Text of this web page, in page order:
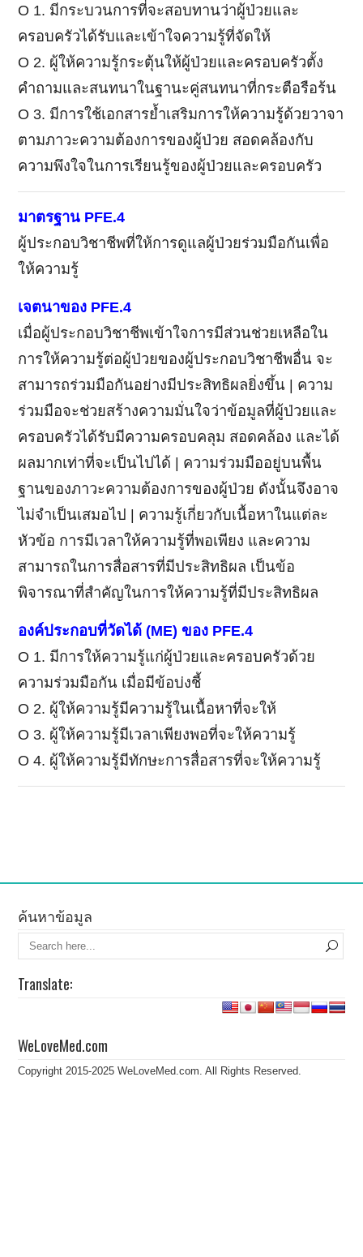
Ο 1. มีกระบวนการที่จะสอบทานว่าผู้ป่วยและ
ครอบครัวได้รับและเข้าใจความรู้ที่จัดให้
Ο 2. ผู้ให้ความรู้กระตุ้นให้ผู้ป่วยและครอบครัวตั้ง
คำถามและสนทนาในฐานะคู่สนทนาที่กระตือรือร้น
Ο 3. มีการใช้เอกสารยํ้าเสริมการให้ความรู้ด้วยวาจา
ตามภาวะความต้องการของผู้ป่วย สอดคล้องกับ
ความพึงใจในการเรียนรู้ของผู้ป่วยและครอบครัว
มาตรฐาน PFE.4
ผู้ประกอบวิชาชีพที่ให้การดูแลผู้ป่วยร่วมมือกันเพื่อ
ให้ความรู้
เจตนาของ PFE.4
เมื่อผู้ประกอบวิชาชีพเข้าใจการมีส่วนช่วยเหลือใน
การให้ความรู้ต่อผู้ป่วยของผู้ประกอบวิชาชีพอื่น จะ
สามารถร่วมมือกันอย่างมีประสิทธิผลยิ่งขึ้น | ความ
ร่วมมือจะช่วยสร้างความมั่นใจว่าข้อมูลที่ผู้ป่วยและ
ครอบครัวได้รับมีความครอบคลุม สอดคล้อง และได้
ผลมากเท่าที่จะเป็นไปได้ | ความร่วมมืออยู่บนพื้น
ฐานของภาวะความต้องการของผู้ป่วย ดังนั้นจึงอาจ
ไม่จำเป็นเสมอไป | ความรู้เกี่ยวกับเนื้อหาในแต่ละ
หัวข้อ การมีเวลาให้ความรู้ที่พอเพียง และความ
สามารถในการสื่อสารที่มีประสิทธิผล เป็นข้อ
พิจารณาที่สำคัญในการให้ความรู้ที่มีประสิทธิผล
องค์ประกอบที่วัดได้ (ME) ของ PFE.4
Ο 1. มีการให้ความรู้แก่ผู้ป่วยและครอบครัวด้วย
ความร่วมมือกัน เมื่อมีข้อบ่งชี้
Ο 2. ผู้ให้ความรู้มีความรู้ในเนื้อหาที่จะให้
Ο 3. ผู้ให้ความรู้มีเวลาเพียงพอที่จะให้ความรู้
Ο 4. ผู้ให้ความรู้มีทักษะการสื่อสารที่จะให้ความรู้
ค้นหาข้อมูล
Translate:
WeLoveMed.com
Copyright 2015-2025 WeLoveMed.com. All Rights Reserved.